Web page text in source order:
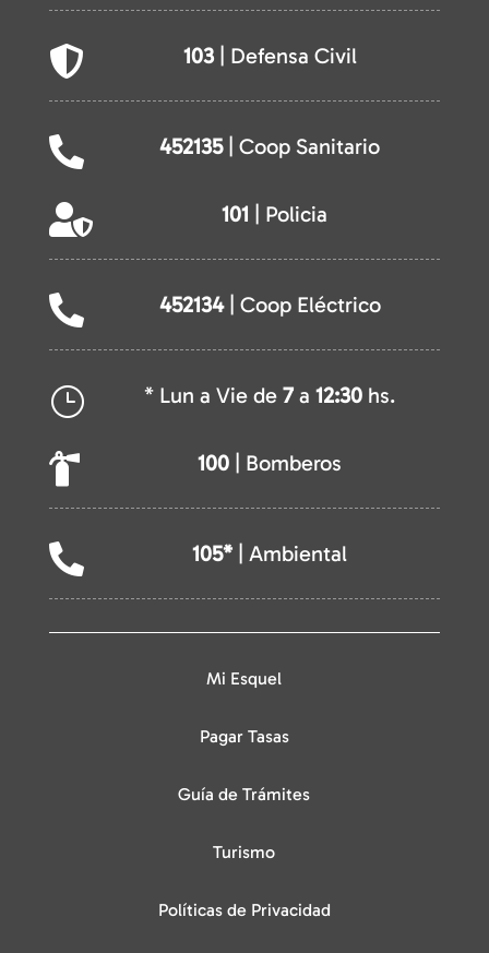
 103| Defensa Civil
 452135| Coop Sanitario
 101 | Policia
 452134| Coop Eléctrico
} * Lun a Vie de7 a12:30 hs.
 100 | Bomberos
 105* | Ambiental
Mi Esquel
Pagar Tasas
Guía de Trámites
Turismo
Políticas de Privacidad